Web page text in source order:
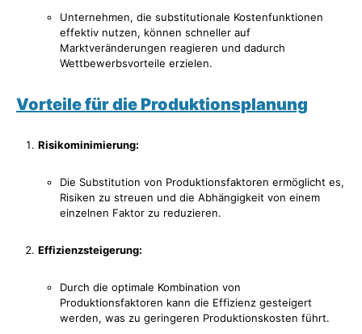
Unternehmen, die substitutionale Kostenfunktionen
effektiv nutzen, können schneller auf
Marktveränderungen reagieren und dadurch
Wettbewerbsvorteile erzielen.
Vorteile für die Produktionsplanung
Risikominimierung:
Die Substitution von Produktionsfaktoren ermöglicht es,
Risiken zu streuen und die Abhängigkeit von einem
einzelnen Faktor zu reduzieren.
Effizienzsteigerung:
Durch die optimale Kombination von
Produktionsfaktoren kann die Effizienz gesteigert
werden, was zu geringeren Produktionskosten führt.